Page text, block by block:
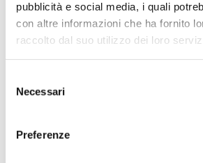
pubblicità e social media, i quali
con altre informazioni che ha fornito
raccolto dal suo utilizzo dei loro
delNecessari
Preferenze
Agosto 2023
Giugno 2023
Maggio 2023